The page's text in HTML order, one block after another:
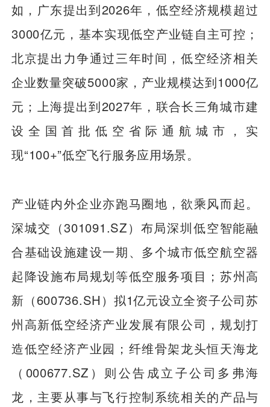
如，广东提出到2026年，低空经济规模超过
3000亿元，基本实现低空产业链自主可控；
北京提出力争通过三年时间，低空经济相关
企业数量突破5000家，产业规模达到1000亿
元；上海提出到2027年，联合长三角城市建
设全国首批低空省际通航城市，实
现“100+”低空飞行服务应用场景。
产业链内外企业亦跑马圈地，欲乘风而起。
深城交（301091.SZ）布局深圳低空智能融
合基础设施建设一期、多个城市低空航空器
起降设施布局规划等低空服务项目；苏州高
新（600736.SH）拟1亿元设立全资子公司苏
州高新低空经济产业发展有限公司，规划打
造低空经济产业园；纤维骨架龙头恒天海龙
（000677.SZ）则公告成立子公司多弗海
龙，主要从事与飞行控制系统相关的产品与